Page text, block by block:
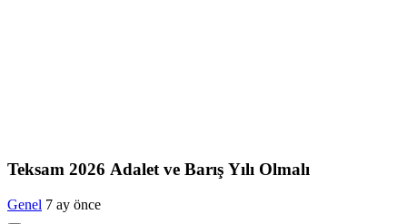
Teksam 2026 Adalet ve Barış Yılı Olmalı
Genel 7 ay önce